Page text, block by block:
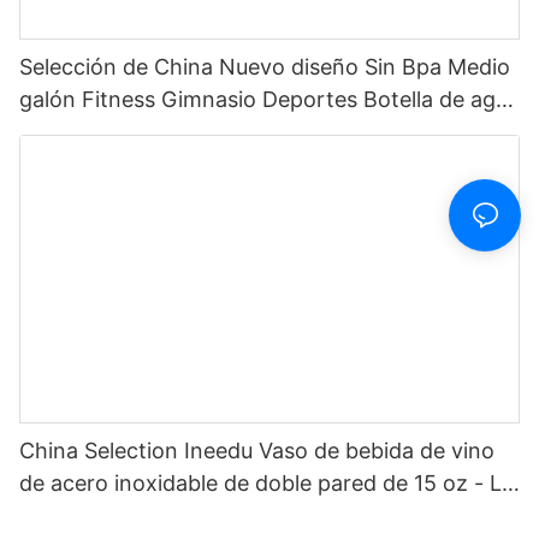
Selección de China Nuevo diseño Sin Bpa Medio
galón Fitness Gimnasio Deportes Botella de agua
motivacional de plástico transparente con
China Selection Ineedu Vaso de bebida de vino
de acero inoxidable de doble pared de 15 oz - La